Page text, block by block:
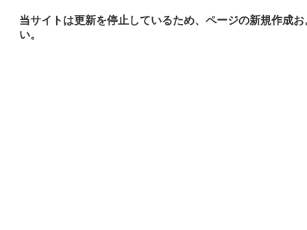
当サイトは更新を停止しているため、ページの新規作成
い。